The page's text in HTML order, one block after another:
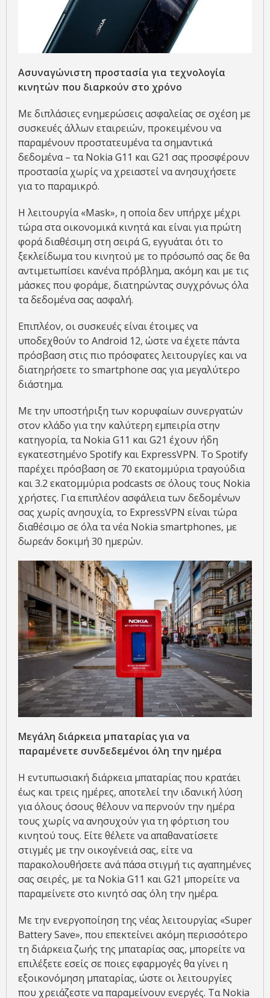
Ασυναγώνιστη προστασία για τεχνολογία
κινητών που διαρκούν στο χρόνο
Με διπλάσιες ενημερώσεις ασφαλείας σε σχέση με
συσκευές άλλων εταιρειών, προκειμένου να
παραμένουν προστατευμένα τα σημαντικά
δεδομένα – τα Nokia G11 και G21 σας προσφέρουν
προστασία χωρίς να χρειαστεί να ανησυχήσετε
για το παραμικρό.
Η λειτουργία «Μask», η οποία δεν υπήρχε μέχρι
τώρα στα οικονομικά κινητά και είναι για πρώτη
φορά διαθέσιμη στη σειρά G, εγγυάται ότι το
ξεκλείδωμα του κινητού με το πρόσωπό σας δε θα
αντιμετωπίσει κανένα πρόβλημα, ακόμη και με τις
μάσκες που φοράμε, διατηρώντας συγχρόνως όλα
τα δεδομένα σας ασφαλή.
Επιπλέον, οι συσκευές είναι έτοιμες να
υποδεχθούν το Android 12, ώστε να έχετε πάντα
πρόσβαση στις πιο πρόσφατες λειτουργίες και να
διατηρήσετε το smartphone σας για μεγαλύτερο
διάστημα.
Με την υποστήριξη των κορυφαίων συνεργατών
στον κλάδο για την καλύτερη εμπειρία στην
κατηγορία, τα Nokia G11 και G21 έχουν ήδη
εγκατεστημένο Spotify και ExpressVPN. To Spotify
παρέχει πρόσβαση σε 70 εκατομμύρια τραγούδια
και 3.2 εκατομμύρια podcasts σε όλους τους Nokia
χρήστες. Για επιπλέον ασφάλεια των δεδομένων
σας χωρίς ανησυχία, το ExpressVPN είναι τώρα
διαθέσιμο σε όλα τα νέα Nokia smartphones, με
δωρεάν δοκιμή 30 ημερών.
Μεγάλη διάρκεια μπαταρίας για να
παραμένετε συνδεδεμένοι όλη την ημέρα
Η εντυπωσιακή διάρκεια μπαταρίας που κρατάει
έως και τρεις ημέρες, αποτελεί την ιδανική λύση
για όλους όσους θέλουν να περνούν την ημέρα
τους χωρίς να ανησυχούν για τη φόρτιση του
κινητού τους. Είτε θέλετε να απαθανατίσετε
στιγμές με την οικογένειά σας, είτε να
παρακολουθήσετε ανά πάσα στιγμή τις αγαπημένες
σας σειρές, με τα Nokia G11 και G21 μπορείτε να
παραμείνετε στο κινητό σας όλη την ημέρα.
Με την ενεργοποίηση της νέας λειτουργίας «Super
Battery Save», που επεκτείνει ακόμη περισσότερο
τη διάρκεια ζωής της μπαταρίας σας, μπορείτε να
επιλέξετε εσείς σε ποιες εφαρμογές θα γίνει η
εξοικονόμηση μπαταρίας, ώστε οι λειτουργίες
που χρειάζεστε να παραμείνουν ενεργές. Τα Nokia